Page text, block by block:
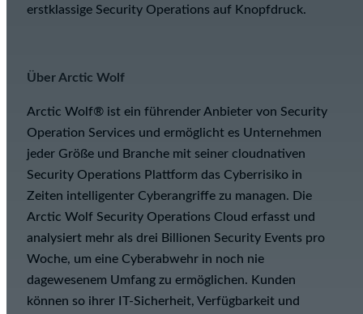
erstklassige Security Operations auf Knopfdruck.
Über Arctic Wolf
Arctic Wolf® ist ein führender Anbieter von Security
Operation Services und ermöglicht es Unternehmen
jeder Größe und Branche mit seiner cloudnativen
Security Operations Plattform das Cyberrisiko in
Zeiten intelligenter Cyberangriffe zu managen. Die
Arctic Wolf Security Operations Cloud erfasst und
analysiert mehr als drei Billionen Security Events pro
Woche, um eine Cyberabwehr in noch nie
dagewesenem Umfang zu ermöglichen. Kunden
können so ihrer IT-Sicherheit, Verfügbarkeit und